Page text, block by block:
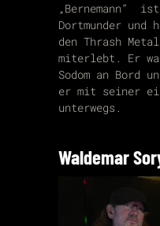
„Bernemann“
Dortmunder und
den Thrash
miterlebt. Er
Sodom an
er mit seiner
unterwegs.
Waldemar